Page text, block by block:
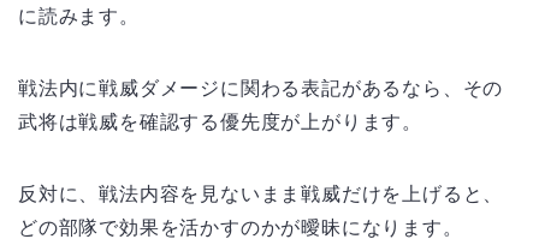
に読みます。
戦法内に戦威ダメージに関わる表記があるなら、その
武将は戦威を確認する優先度が上がります。
反対に、戦法内容を見ないまま戦威だけを上げると、
どの部隊で効果を活かすのかが曖昧になります。